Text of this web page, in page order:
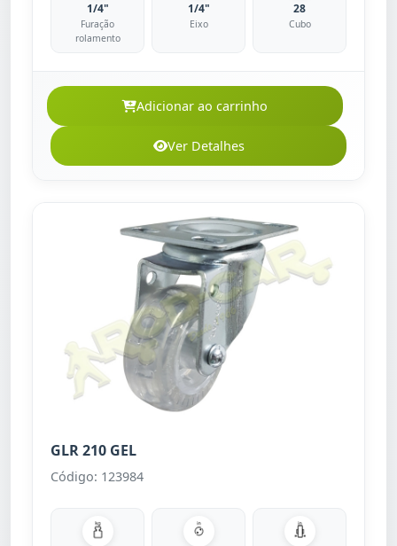
1/4"
Furação
rolamento
1/4"
Eixo
28
Cubo
Adicionar ao carrinho
Ver Detalhes
GLR 210 GEL
Código: 123984